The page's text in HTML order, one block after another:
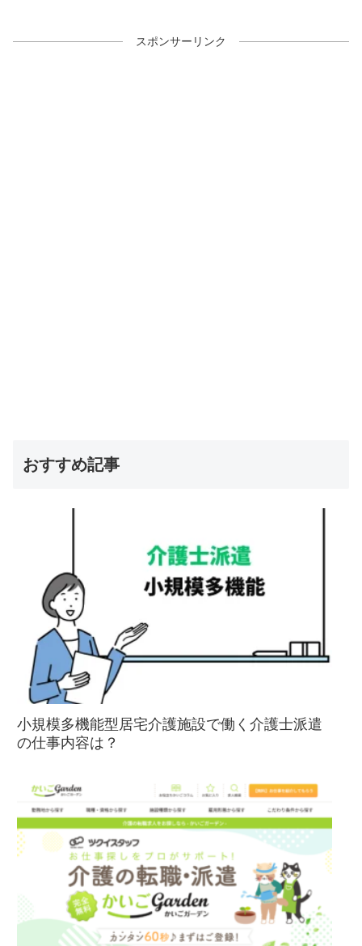
スポンサーリンク
おすすめ記事
小規模多機能型居宅介護施設で働く介護士派遣
の仕事内容は？